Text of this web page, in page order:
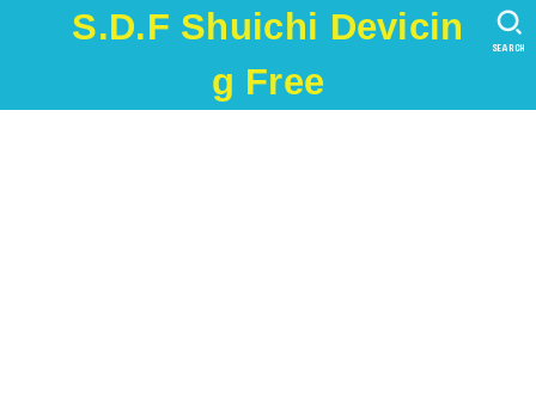
S.D.F Shuichi Devicin
g Free
SEARCH